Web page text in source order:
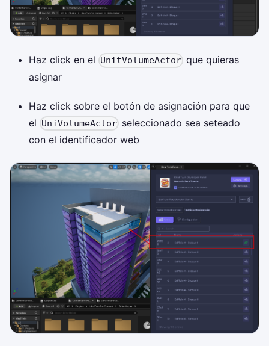
Haz click en el UnitVolumeActor que quieras
asignar
Haz click sobre el botón de asignación para que
el UniVolumeActor seleccionado sea seteado
con el identificador web